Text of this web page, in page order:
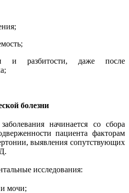
и разбитости, даже после
болезни
начинается со сбора
пациента факторам
выявления сопутствующих
исследования:
мочи;